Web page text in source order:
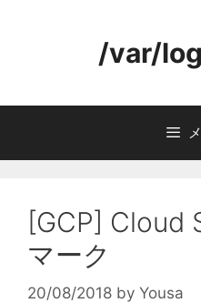
ツ
/var/
[GCP] Cloud
マーク
20/08/2018 by Yousa